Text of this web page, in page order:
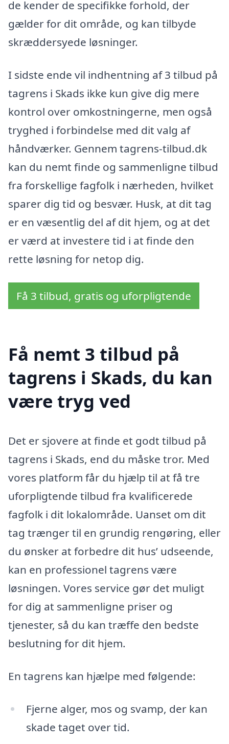
de kender de specifikke forhold, der
gælder for dit område, og kan tilbyde
skræddersyede løsninger.
I sidste ende vil indhentning af 3 tilbud på
tagrens i Skads ikke kun give dig mere
kontrol over omkostningerne, men også
tryghed i forbindelse med dit valg af
håndværker. Gennem tagrens-tilbud.dk
kan du nemt finde og sammenligne tilbud
fra forskellige fagfolk i nærheden, hvilket
sparer dig tid og besvær. Husk, at dit tag
er en væsentlig del af dit hjem, og at det
er værd at investere tid i at finde den
rette løsning for netop dig.
Få 3 tilbud, gratis og uforpligtende
Få nemt 3 tilbud på
tagrens i Skads, du kan
være tryg ved
Det er sjovere at finde et godt tilbud på
tagrens i Skads, end du måske tror. Med
vores platform får du hjælp til at få tre
uforpligtende tilbud fra kvalificerede
fagfolk i dit lokalområde. Uanset om dit
tag trænger til en grundig rengøring, eller
du ønsker at forbedre dit hus’ udseende,
kan en professionel tagrens være
løsningen. Vores service gør det muligt
for dig at sammenligne priser og
tjenester, så du kan træffe den bedste
beslutning for dit hjem.
En tagrens kan hjælpe med følgende:
Fjerne alger, mos og svamp, der kan
skade taget over tid.